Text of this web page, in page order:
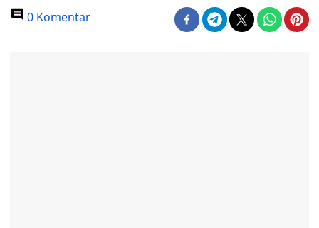
0 Komentar